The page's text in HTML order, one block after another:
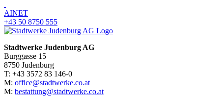
AINET
+43 50 8750 555
Stadtwerke Judenburg AG
Burggasse 15
8750 Judenburg
T: +43 3572 83 146-0
M: office@stadtwerke.co.at
M: bestattung@stadtwerke.co.at